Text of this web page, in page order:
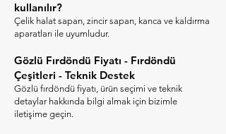
kullanılır?
Çelik halat sapan, zincir sapan, kanca ve kaldırma
aparatları ile uyumludur.
Gözlü Fırdöndü Fiyatı - Fırdöndü
Çeşitleri - Teknik Destek​
Gözlü fırdöndü fiyatı, ürün seçimi ve teknik
detaylar hakkında bilgi almak için bizimle
iletişime geçin.